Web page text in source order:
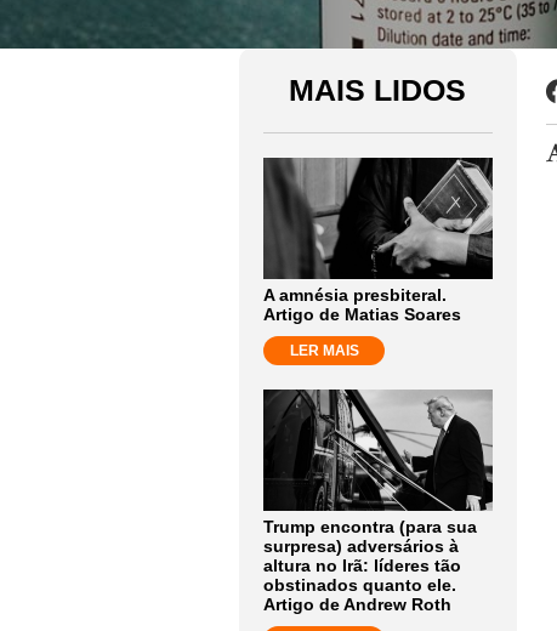
MAIS LIDOS
A amnésia presbiteral.
Artigo de Matias Soares
LER MAIS
Trump encontra (para sua
surpresa) adversários à
altura no Irã: líderes tão
obstinados quanto ele.
Artigo de Andrew Roth